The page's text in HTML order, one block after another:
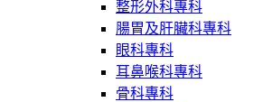
整形外科專科
腸胃及肝臟科專科
眼科專科
耳鼻喉科專科
骨科專科